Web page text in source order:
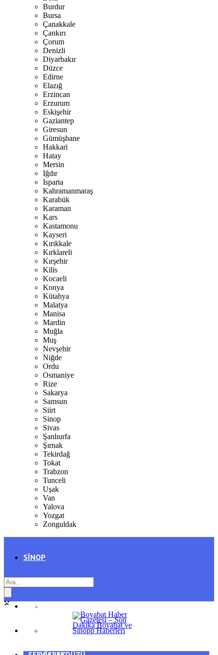
Burdur
Bursa
Çanakkale
Çankırı
Çorum
Denizli
Diyarbakır
Düzce
Edirne
Elazığ
Erzincan
Erzurum
Eskişehir
Gaziantep
Giresun
Gümüşhane
Hakkari
Hatay
Mersin
Iğdır
Isparta
Kahramanmaraş
Karabük
Karaman
Kars
Kastamonu
Kayseri
Kırıkkale
Kırklareli
Kırşehir
Kilis
Kocaeli
Konya
Kütahya
Malatya
Manisa
Mardin
Muğla
Muş
Nevşehir
Niğde
Ordu
Osmaniye
Rize
Sakarya
Samsun
Siirt
Sinop
Sivas
Şanlıurfa
Şırnak
Tekirdağ
Tokat
Trabzon
Tunceli
Uşak
Van
Yalova
Yozgat
Zonguldak
SINOP
AYANCIK
GENEL
SPOR